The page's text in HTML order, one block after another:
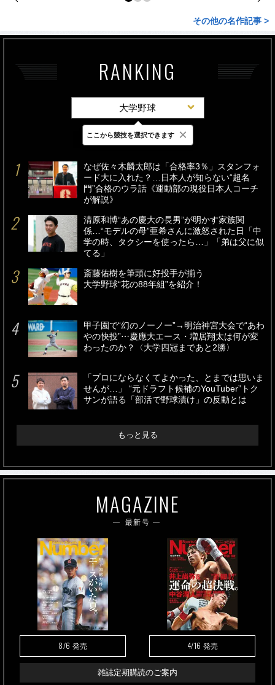
その他の名作記事 >
RANKING
大学野球
最新 24時間 週間
なぜ佐々木麟太郎は「合格率3％」スタンフォ
ード大に入れた？…日本人が知らない“超名
門”合格のウラ話《運動部の現役日本人コーチ
が解説》
清原和博“あの慶大の長男”が明かす家族関
係…“モデルの母”亜希さんに激怒された日「中
学の時、タクシーを使ったら…」「弟は父に似
てる」
斎藤佑樹を筆頭に好投手が揃う
大学野球“花の88年組”を紹介！
甲子園で“幻のノーノー”→明治神宮大会で“あわ
やの快投”⋯慶應大エース・増居翔太は何が変
わったのか？〈大学四冠まであと2勝〉
「プロにならなくてよかった、とまでは思いま
せんが…」 “元ドラフト候補のYouTuber”トク
サンが語る「部活で野球漬け」の反動とは
もっと見る
MAGAZINE
最新号
8/6 発売 4/16 発売
雑誌定期購読のご案内
ここから競技を選択できます ×